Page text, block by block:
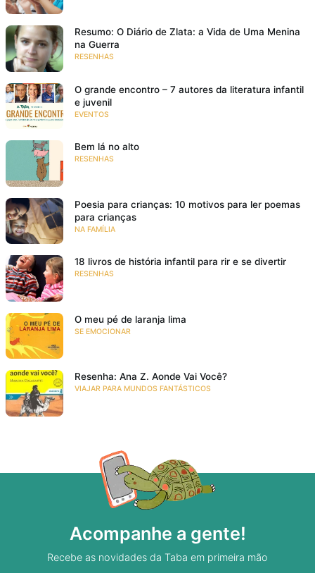
Resumo: O Diário de Zlata: a Vida de Uma Menina
na Guerra
RESENHAS
O grande encontro – 7 autores da literatura infantil
e juvenil
EVENTOS
Bem lá no alto
RESENHAS
Poesia para crianças: 10 motivos para ler poemas
para crianças
NA FAMÍLIA
18 livros de história infantil para rir e se divertir
RESENHAS
O meu pé de laranja lima
SE EMOCIONAR
Resenha: Ana Z. Aonde Vai Você?
VIAJAR PARA MUNDOS FANTÁSTICOS
Acompanhe a gente!
Recebe as novidades da Taba em primeira mão